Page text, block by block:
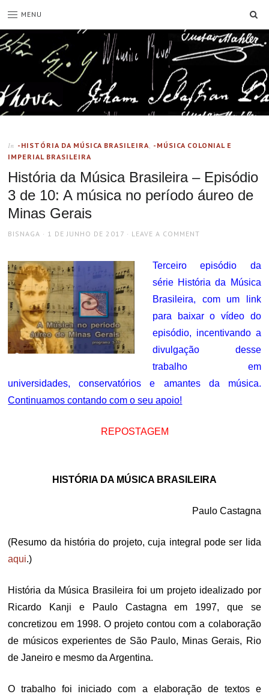
MENU
In -HISTÓRIA DA MÚSICA BRASILEIRA, -MÚSICA COLONIAL E
IMPERIAL BRASILEIRA
História da Música Brasileira – Episódio
3 de 10: A música no período áureo de
Minas Gerais
AUTHOR
BISNAGA
POSTED
1 DE JUNHO DE 2017 LEAVE A COMMENT
Terceiro episódio da
série História da Música
Brasileira, com um link
para baixar o vídeo do
episódio, incentivando a
divulgação desse
trabalho em
universidades, conservatórios e amantes da música.
Continuamos contando com o seu apoio!
REPOSTAGEM
HISTÓRIA DA MÚSICA BRASILEIRA
Paulo Castagna
(Resumo da história do projeto, cuja integral pode ser lida
aqui.)
História da Música Brasileira foi um projeto idealizado por
Ricardo Kanji e Paulo Castagna em 1997, que se
concretizou em 1998. O projeto contou com a colaboração
de músicos experientes de São Paulo, Minas Gerais, Rio
de Janeiro e mesmo da Argentina.
O trabalho foi iniciado com a elaboração de textos e